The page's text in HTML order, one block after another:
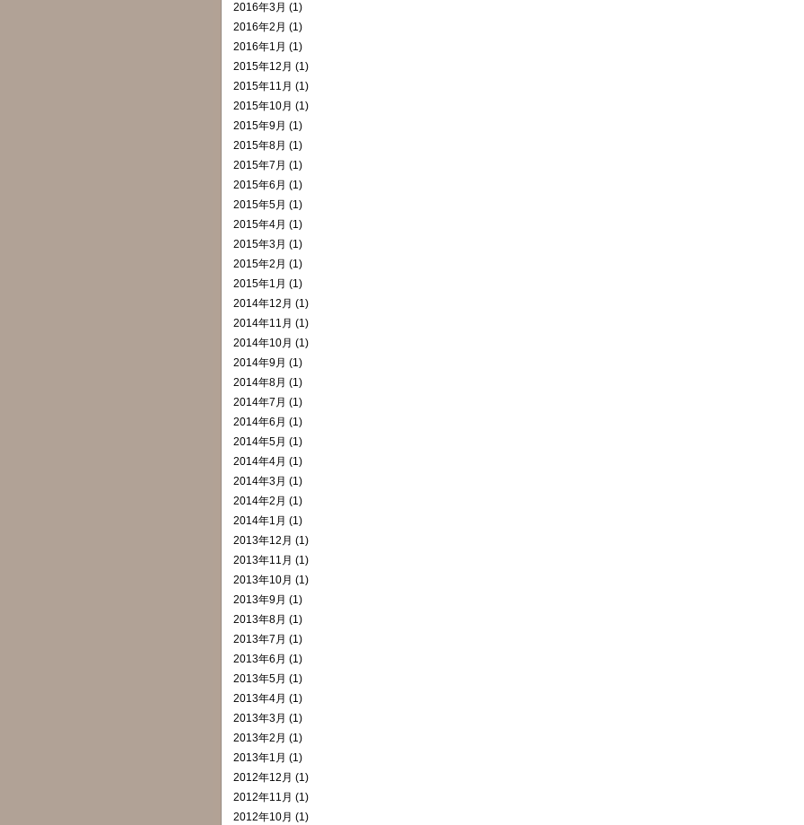
2016年3月 (1)
2016年2月 (1)
2016年1月 (1)
2015年12月 (1)
2015年11月 (1)
2015年10月 (1)
2015年9月 (1)
2015年8月 (1)
2015年7月 (1)
2015年6月 (1)
2015年5月 (1)
2015年4月 (1)
2015年3月 (1)
2015年2月 (1)
2015年1月 (1)
2014年12月 (1)
2014年11月 (1)
2014年10月 (1)
2014年9月 (1)
2014年8月 (1)
2014年7月 (1)
2014年6月 (1)
2014年5月 (1)
2014年4月 (1)
2014年3月 (1)
2014年2月 (1)
2014年1月 (1)
2013年12月 (1)
2013年11月 (1)
2013年10月 (1)
2013年9月 (1)
2013年8月 (1)
2013年7月 (1)
2013年6月 (1)
2013年5月 (1)
2013年4月 (1)
2013年3月 (1)
2013年2月 (1)
2013年1月 (1)
2012年12月 (1)
2012年11月 (1)
2012年10月 (1)